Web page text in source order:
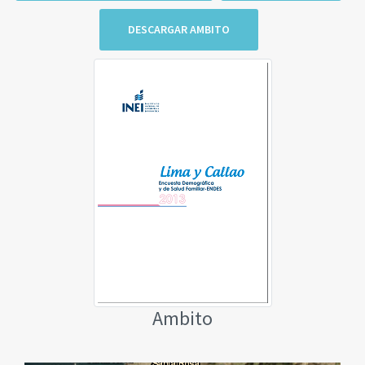
DESCARGAR AMBITO
Ambito